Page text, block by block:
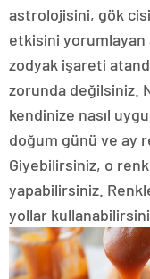
astrolojisini, gök
etkisini yorumlayan
zodyak işareti
zorunda değilsiniz.
kendinize nasıl
doğum günü ve ay
Giyebilirsiniz, o
yapabilirsiniz.
yollar